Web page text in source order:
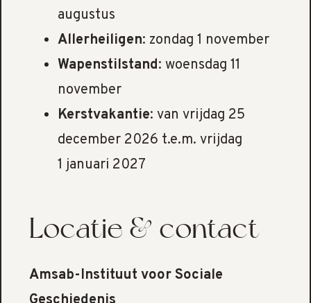
augustus
Allerheiligen: zondag 1 november
Wapenstilstand: woensdag 11
november
Kerstvakantie: van vrijdag 25
december 2026 t.e.m. vrijdag
1 januari 2027
Locatie & contact
Amsab-Instituut voor Sociale